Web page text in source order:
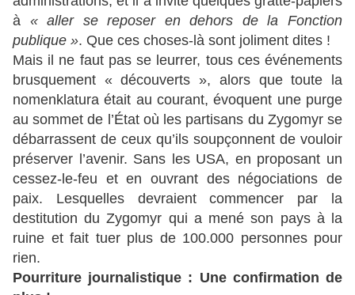
à « aller se reposer en dehors de la Fonction
publique ». Que ces choses-là sont joliment dites !
Mais il ne faut pas se leurrer, tous ces événements
brusquement « découverts », alors que toute la
nomenklatura était au courant, évoquent une purge
au sommet de l’État où les partisans du Zygomyr se
débarrassent de ceux qu’ils soupçonnent de vouloir
préserver l’avenir. Sans les USA, en proposant un
cessez-le-feu et en ouvrant des négociations de
paix. Lesquelles devraient commencer par la
destitution du Zygomyr qui a mené son pays à la
ruine et fait tuer plus de 100.000 personnes pour
rien.
Pourriture journalistique : Une confirmation de